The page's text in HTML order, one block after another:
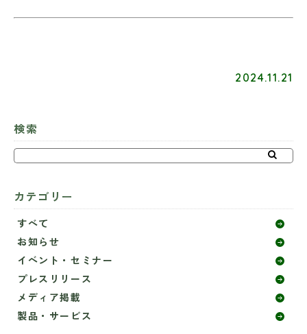
2024.11.21
検索
カテゴリー
すべて
お知らせ
イベント・セミナー
プレスリリース
メディア掲載
製品・サービス